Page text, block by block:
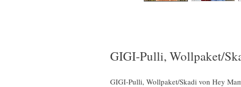
GIGI-Pulli, Wollpaket/
GIGI-Pulli, Wollpaket/Skadi von Hey